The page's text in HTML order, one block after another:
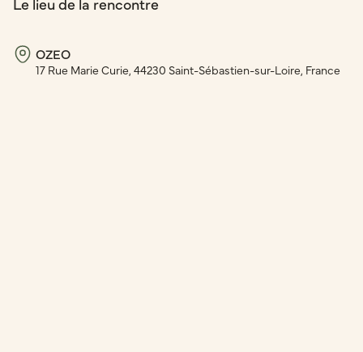
OZEO
17 Rue Marie Curie, 44230 Saint-Sébastien-sur-Loire, France